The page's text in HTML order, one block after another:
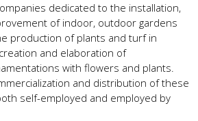
dedicated to the installation,
of indoor, outdoor gardens
production of plants and turf in
and elaboration of
with flowers and plants.
and distribution of these
self-employed and employed by